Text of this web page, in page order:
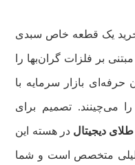
یک قطعه خاص سبدی
بر فلزات گران‌بها را
بازار سرمایه با
می‌چینند. تصمیم برای
دیجیتال در هسته این
متخصص است و شما